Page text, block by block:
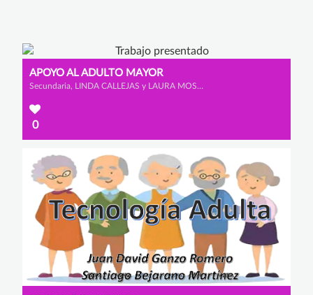
APOYO AL ADULTO MAYOR
Secundaria, LINDA CALLEJAS y LAURA MOSQUERA
0